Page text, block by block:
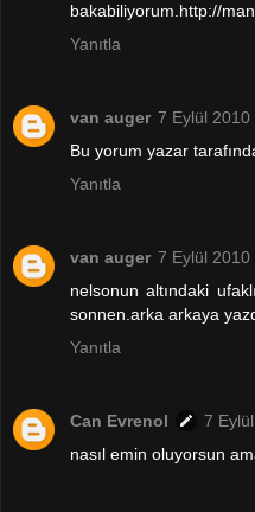
bakabiliyorum.http://
Yanıtla
van auger 7 Eylül 2010
Bu yorum yazar
Yanıtla
van auger 7 Eylül 2010
nelsonun altındaki
sonnen.arka arkaya
Yanıtla
Can Evrenol
7
nasıl emin oluyorsun